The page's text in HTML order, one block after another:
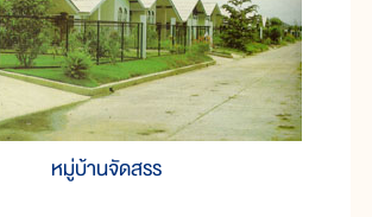
หมู่บ้านจัดสรร